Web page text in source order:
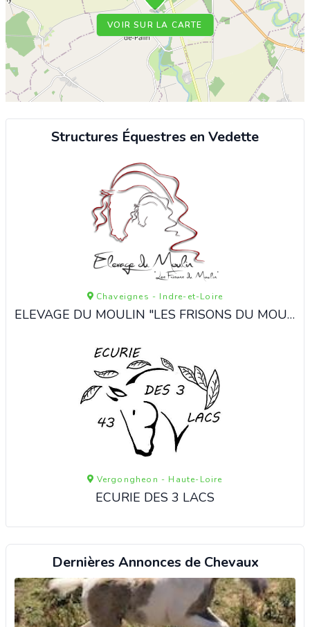
VOIR SUR LA CARTE
Structures Équestres en Vedette
Chaveignes - Indre-et-Loire
ELEVAGE DU MOULIN "LES FRISONS DU MOULIN"
Vergongheon - Haute-Loire
ECURIE DES 3 LACS
Dernières Annonces de Chevaux